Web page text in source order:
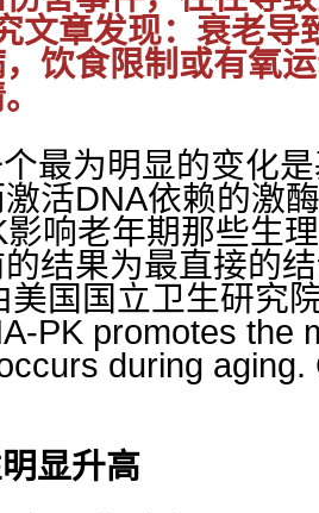
文章发现：衰老导
饮食限制或有氧
为明显的变化是
活DNA依赖的激
影响老年期那些生
结果为最直接的
美国国立卫生研究
PK promotes the
during
明显升高